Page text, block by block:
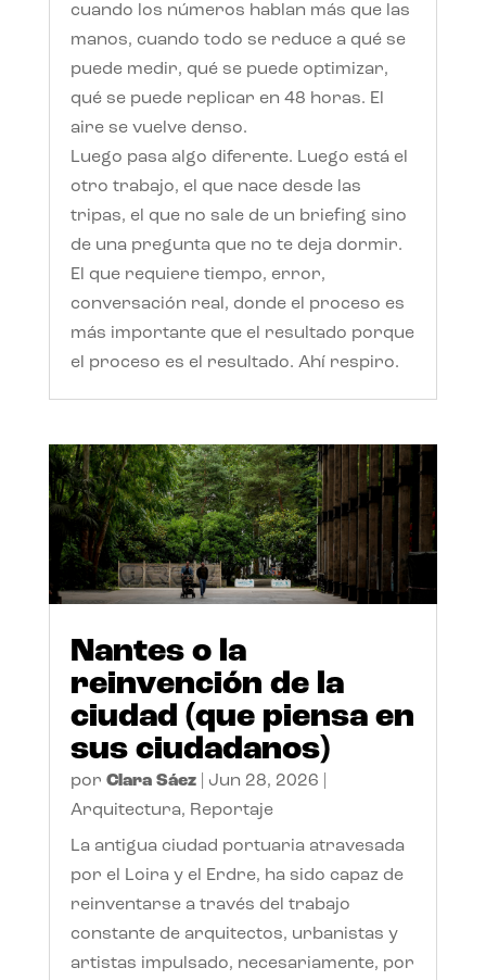
cuando los números hablan más que las
manos, cuando todo se reduce a qué se
puede medir, qué se puede optimizar,
qué se puede replicar en 48 horas. El
aire se vuelve denso.
Luego pasa algo diferente. Luego está el
otro trabajo, el que nace desde las
tripas, el que no sale de un briefing sino
de una pregunta que no te deja dormir.
El que requiere tiempo, error,
conversación real, donde el proceso es
más importante que el resultado porque
el proceso es el resultado. Ahí respiro.
Nantes o la
reinvención de la
ciudad (que piensa en
sus ciudadanos)
por Clara Sáez| Jun 28, 2026
Arquitectura, Reportaje
La antigua ciudad portuaria atravesada
por el Loira y el Erdre, ha sido capaz de
reinventarse a través del trabajo
constante de arquitectos, urbanistas y
artistas impulsado, necesariamente, por